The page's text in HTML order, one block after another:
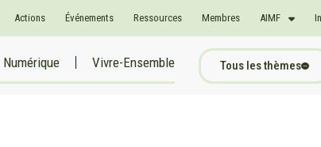
Actions Événements Ressources Membres AIMF
Numérique Vivre-Ensemble Tous les thèmes